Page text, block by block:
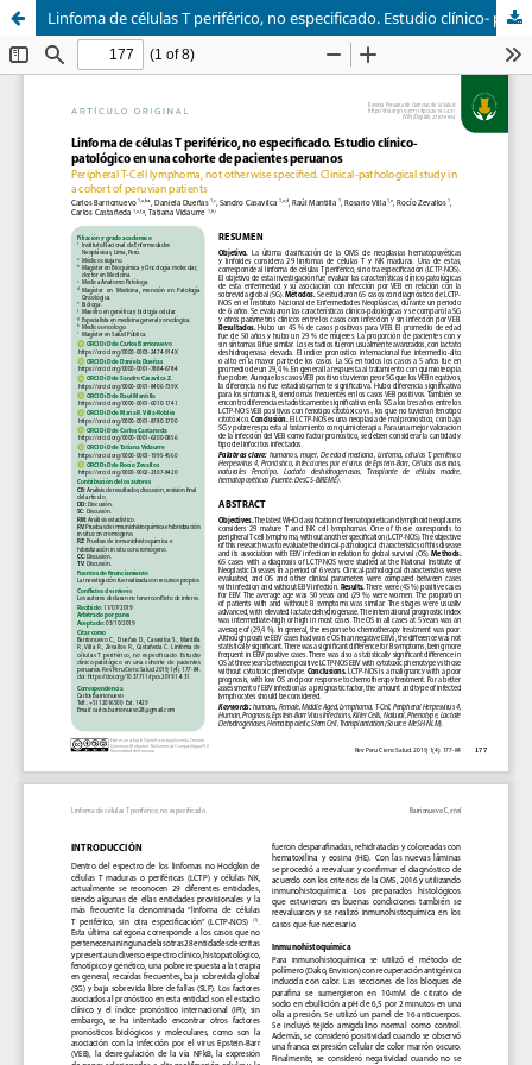
Linfoma de células T periférico, no especificado. Estudio clínico- patológico en una cohorte de pacientes peruanos